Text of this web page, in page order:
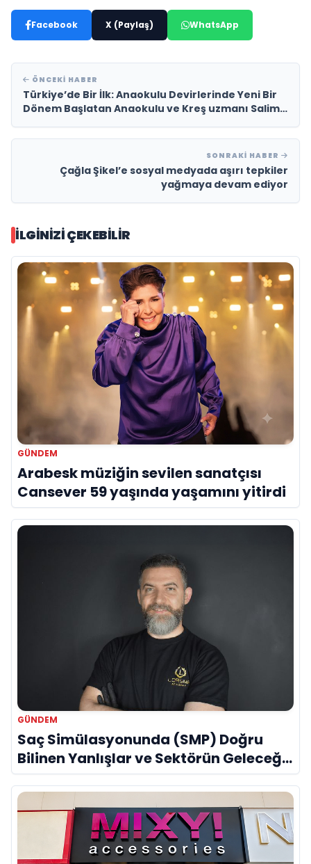
Facebook X (Paylaş) WhatsApp
ÖNCEKI HABER
Türkiye’de Bir İlk: Anaokulu Devirlerinde Yeni Bir
Dönem Başlatan Anaokulu ve Kreş uzmanı Salim
SONRAKI HABER
Çağla Şikel’e sosyal medyada aşırı tepkiler
yağmaya devam ediyor
İLGINIZI ÇEKEBILIR
GÜNDEM
Arabesk müziğin sevilen sanatçısı
Cansever 59 yaşında yaşamını yitirdi
GÜNDEM
Saç Simülasyonunda (SMP) Doğru
Bilinen Yanlışlar ve Sektörün Geleceği:
Onur Akdeniz ile Özel Röportaj